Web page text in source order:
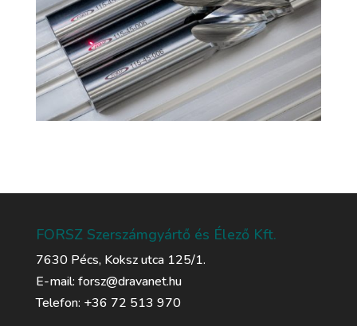
FORSZ Szerszámgyártő és Élező Kft.
7630 Pécs, Koksz utca 125/1.
E-mail: forsz@dravanet.hu
Telefon: +36 72 513 970